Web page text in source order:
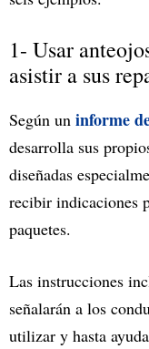
1- Usar
asistir a sus
Según un informe
desarrolla sus
diseñadas
recibir indicaciones
paquetes.
Las instrucciones
señalarán a los
utilizar y hasta